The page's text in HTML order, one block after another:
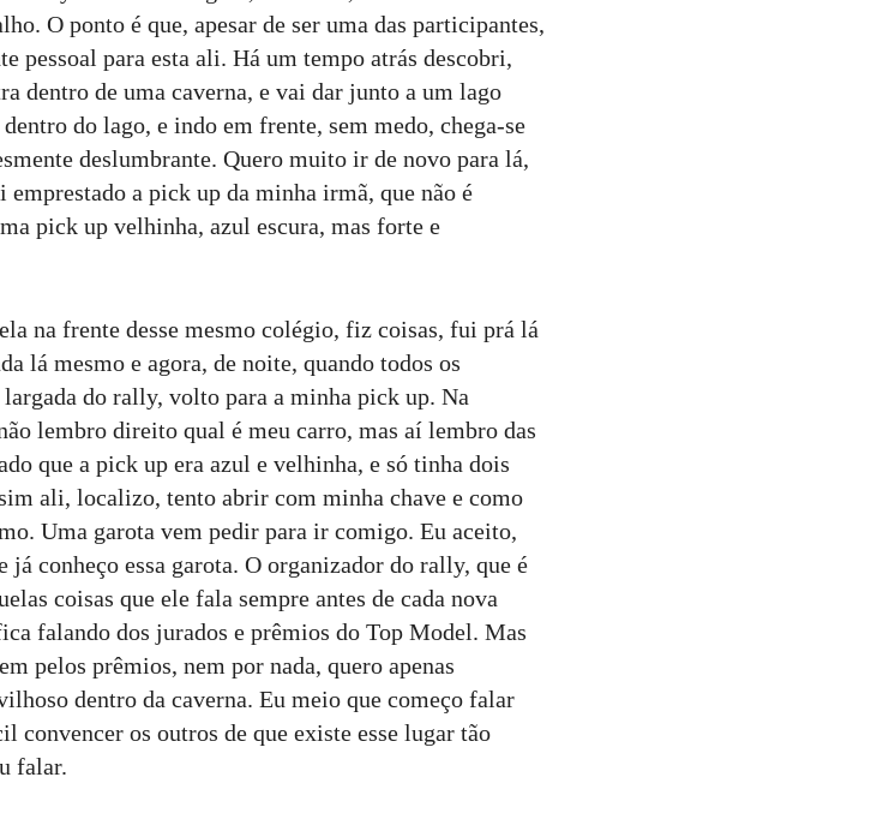
O ponto é que, apesar de ser uma das participantes,
pessoal para esta ali. Há um tempo atrás descobri,
dentro de uma caverna, e vai dar junto a um lago
do lago, e indo em frente, sem medo, chega-se
deslumbrante. Quero muito ir de novo para lá,
a pick up da minha irmã, que não é
pick up velhinha, azul escura, mas forte e
na frente desse mesmo colégio, fiz coisas, fui prá lá
lá mesmo e agora, de noite, quando todos os
do rally, volto para a minha pick up. Na
lembro direito qual é meu carro, mas aí lembro das
que a pick up era azul e velhinha, e só tinha dois
ali, localizo, tento abrir com minha chave e como
Uma garota vem pedir para ir comigo. Eu aceito,
já conheço essa garota. O organizador do rally, que é
coisas que ele fala sempre antes de cada nova
falando dos jurados e prêmios do Top Model. Mas
pelos prêmios, nem por nada, quero apenas
dentro da caverna. Eu meio que começo falar
convencer os outros de que existe esse lugar tão
falar.